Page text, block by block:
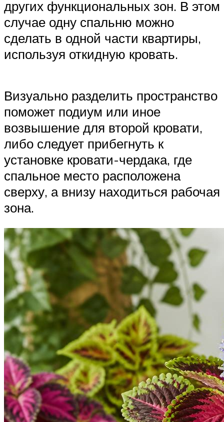
других функциональных зон. В этом
случае одну спальню можно
сделать в одной части квартиры,
используя откидную кровать.
Визуально разделить пространство
поможет подиум или иное
возвышение для второй кровати,
либо следует прибегнуть к
установке кровати-чердака, где
спальное место расположена
сверху, а внизу находиться рабочая
зона.